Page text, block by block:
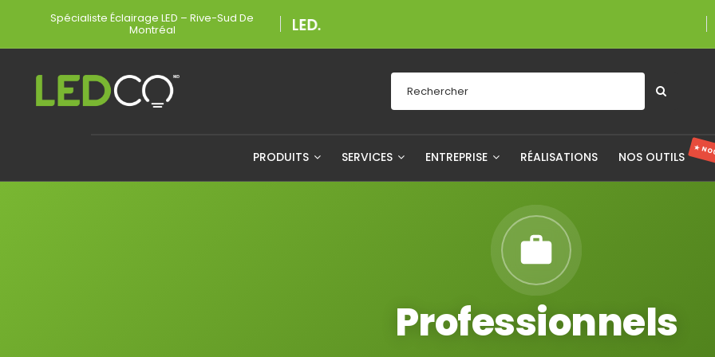
Spécialiste Éclairage LED – Rive-Sud De
Montréal Une entreprise
PRODUITS SERVICES ENTREPRISE RÉALISATIONS NOS OUTILS ★
Professionnels